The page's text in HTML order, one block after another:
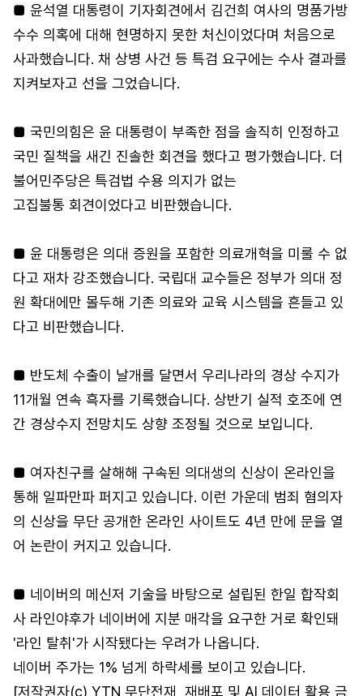
■ 윤석열 대통령이 기자회견에서 김건희 여사의 명품가방
수수 의혹에 대해 현명하지 못한 처신이었다며 처음으로
사과했습니다. 채 상병 사건 등 특검 요구에는 수사 결과를
지켜보자고 선을 그었습니다.
■ 국민의힘은 윤 대통령이 부족한 점을 솔직히 인정하고
국민 질책을 새긴 진솔한 회견을 했다고 평가했습니다. 더
불어민주당은 특검법 수용 의지가 없는
고집불통 회견이었다고 비판했습니다.
■ 윤 대통령은 의대 증원을 포함한 의료개혁을 미룰 수 없
다고 재차 강조했습니다. 국립대 교수들은 정부가 의대 정
원 확대에만 몰두해 기존 의료와 교육 시스템을 흔들고 있
다고 비판했습니다.
■ 반도체 수출이 날개를 달면서 우리나라의 경상 수지가
11개월 연속 흑자를 기록했습니다. 상반기 실적 호조에 연
간 경상수지 전망치도 상향 조정될 것으로 보입니다.
■ 여자친구를 살해해 구속된 의대생의 신상이 온라인을
통해 일파만파 퍼지고 있습니다. 이런 가운데 범죄 혐의자
의 신상을 무단 공개한 온라인 사이트도 4년 만에 문을 열
어 논란이 커지고 있습니다.
■ 네이버의 메신저 기술을 바탕으로 설립된 한일 합작회
사 라인야후가 네이버에 지분 매각을 요구한 거로 확인돼
'라인 탈취'가 시작됐다는 우려가 나옵니다.
네이버 주가는 1% 넘게 하락세를 보이고 있습니다.
[저작권자(c) YTN 무단전재, 재배포 및 AI 데이터 활용 금